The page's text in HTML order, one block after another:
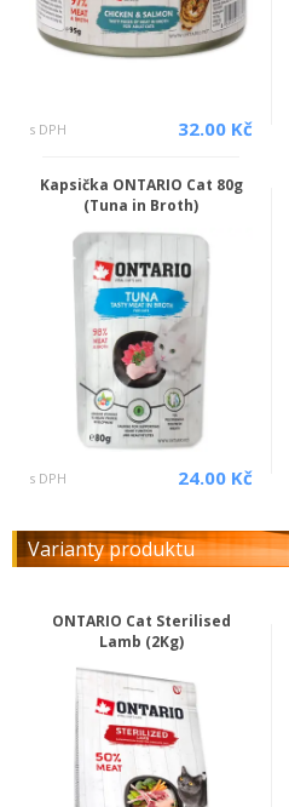
s DPH 32.00 Kč
Kapsička ONTARIO Cat 80g
(Tuna in Broth)
s DPH 24.00 Kč
Varianty produktu
ONTARIO Cat Sterilised
Lamb (2Kg)